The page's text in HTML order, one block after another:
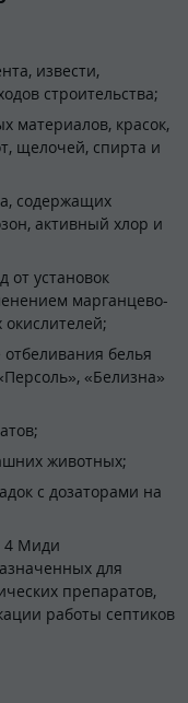
извести,
строительства;
материалов, красок,
щелочей, спирта и
содержащих
активный хлор и
установок
марганцево-
отбеливания белья
«Белизна»
животных;
с дозаторами на
4 Миди
для
препаратов,
работы септиков